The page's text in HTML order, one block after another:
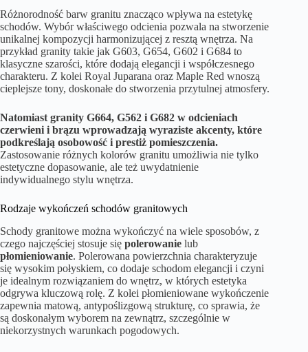
Różnorodność barw granitu znacząco wpływa na estetykę
schodów. Wybór właściwego odcienia pozwala na stworzenie
unikalnej kompozycji harmonizującej z resztą wnętrza. Na
przykład granity takie jak G603, G654, G602 i G684 to
klasyczne szarości, które dodają elegancji i współczesnego
charakteru. Z kolei Royal Juparana oraz Maple Red wnoszą
cieplejsze tony, doskonałe do stworzenia przytulnej atmosfery.
Natomiast granity G664, G562 i G682 w odcieniach
czerwieni i brązu wprowadzają wyraziste akcenty, które
podkreślają osobowość i prestiż pomieszczenia.
Zastosowanie różnych kolorów granitu umożliwia nie tylko
estetyczne dopasowanie, ale też uwydatnienie
indywidualnego stylu wnętrza.
Rodzaje wykończeń schodów granitowych
Schody granitowe można wykończyć na wiele sposobów, z
czego najczęściej stosuje się polerowanie lub
płomieniowanie. Polerowana powierzchnia charakteryzuje
się wysokim połyskiem, co dodaje schodom elegancji i czyni
je idealnym rozwiązaniem do wnętrz, w których estetyka
odgrywa kluczową rolę. Z kolei płomieniowane wykończenie
zapewnia matową, antypoślizgową strukturę, co sprawia, że
są doskonałym wyborem na zewnątrz, szczególnie w
niekorzystnych warunkach pogodowych.